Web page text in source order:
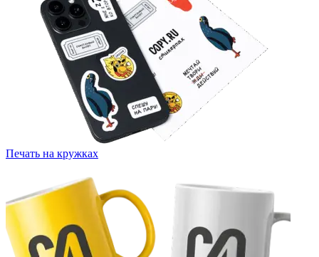
Печать на кружках